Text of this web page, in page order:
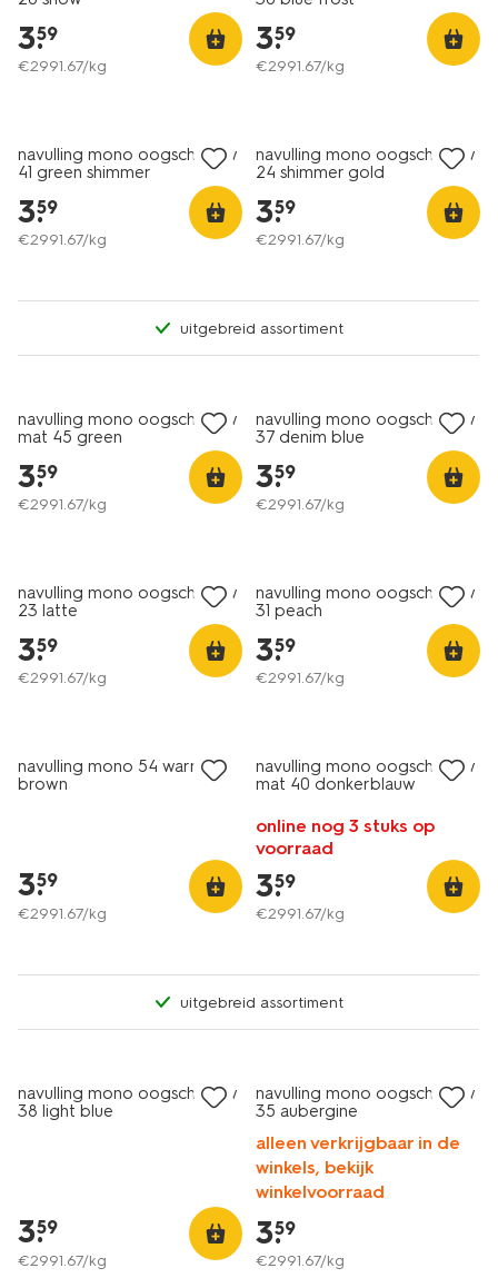
3.
59
€2991.67/kg
3.
59
€2991.67/kg
navulling mono oogschaduw
41 green shimmer
3.
59
€2991.67/kg
navulling mono oogschaduw
24 shimmer gold
3.
59
€2991.67/kg
uitgebreid assortiment
navulling mono oogschaduw
mat 45 green
3.
59
€2991.67/kg
navulling mono oogschaduw
37 denim blue
3.
59
€2991.67/kg
navulling mono oogschaduw
23 latte
3.
59
€2991.67/kg
navulling mono oogschaduw
31 peach
3.
59
€2991.67/kg
navulling mono 54 warm
brown
3.
59
€2991.67/kg
navulling mono oogschaduw
mat 40 donkerblauw
online nog 3 stuks op
voorraad
3.
59
€2991.67/kg
uitgebreid assortiment
navulling mono oogschaduw
38 light blue
3.
59
€2991.67/kg
navulling mono oogschaduw
35 aubergine
alleen verkrijgbaar in de
winkels, bekijk
winkelvoorraad
3.
59
€2991.67/kg